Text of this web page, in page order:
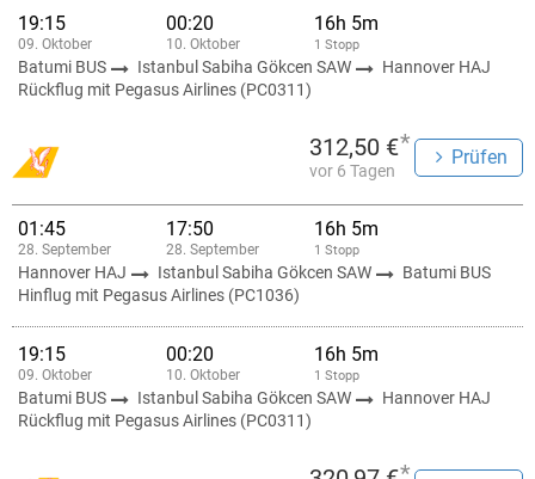
19:15
09. Oktober
00:20
10. Oktober
16h 5m
1 Stopp
Batumi BUS Istanbul Sabiha Gökcen SAW
Hannover HAJ
Rückflug mit Pegasus Airlines (PC0311)
312,50 €*
vor 6 Tagen
Prüfen
01:45
28. September
17:50
28. September
16h 5m
1 Stopp
Hannover HAJ Istanbul Sabiha Gökcen SAW
Batumi BUS
Hinflug mit Pegasus Airlines (PC1036)
19:15
09. Oktober
00:20
10. Oktober
16h 5m
1 Stopp
Batumi BUS Istanbul Sabiha Gökcen SAW
Hannover HAJ
Rückflug mit Pegasus Airlines (PC0311)
*